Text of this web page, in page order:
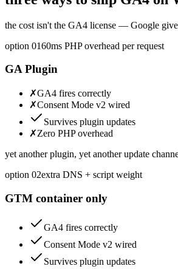
the cost isn't the GA4 license — Google
option 0160ms PHP overhead per request
GA Plugin
✗GA4 fires correctly
✗Consent Mode v2 wired
Survives plugin updates
✗Zero PHP overhead
yet another plugin, yet another update
option 02extra DNS + script weight
GTM container only
GA4 fires correctly
Consent Mode v2 wired
Survives plugin updates